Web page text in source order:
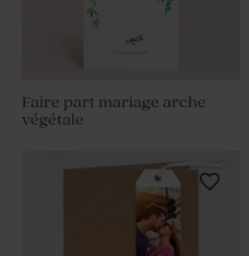
Faire part mariage arche
végétale